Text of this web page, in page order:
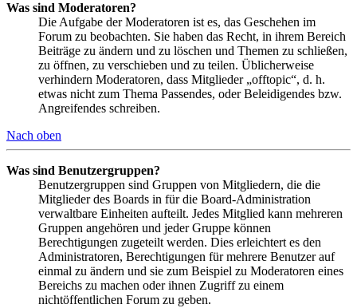
Was sind Moderatoren?
Die Aufgabe der Moderatoren ist es, das Geschehen im
Forum zu beobachten. Sie haben das Recht, in ihrem Bereich
Beiträge zu ändern und zu löschen und Themen zu schließen,
zu öffnen, zu verschieben und zu teilen. Üblicherweise
verhindern Moderatoren, dass Mitglieder „offtopic“, d. h.
etwas nicht zum Thema Passendes, oder Beleidigendes bzw.
Angreifendes schreiben.
Nach oben
Was sind Benutzergruppen?
Benutzergruppen sind Gruppen von Mitgliedern, die die
Mitglieder des Boards in für die Board-Administration
verwaltbare Einheiten aufteilt. Jedes Mitglied kann mehreren
Gruppen angehören und jeder Gruppe können
Berechtigungen zugeteilt werden. Dies erleichtert es den
Administratoren, Berechtigungen für mehrere Benutzer auf
einmal zu ändern und sie zum Beispiel zu Moderatoren eines
Bereichs zu machen oder ihnen Zugriff zu einem
nichtöffentlichen Forum zu geben.